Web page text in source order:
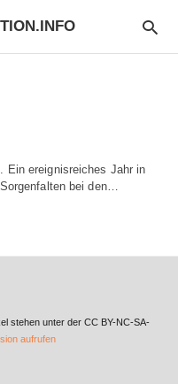
Ein ereignisreiches Jahr in
bei den…
stehen unter der CC BY-NC-SA-
aufrufen